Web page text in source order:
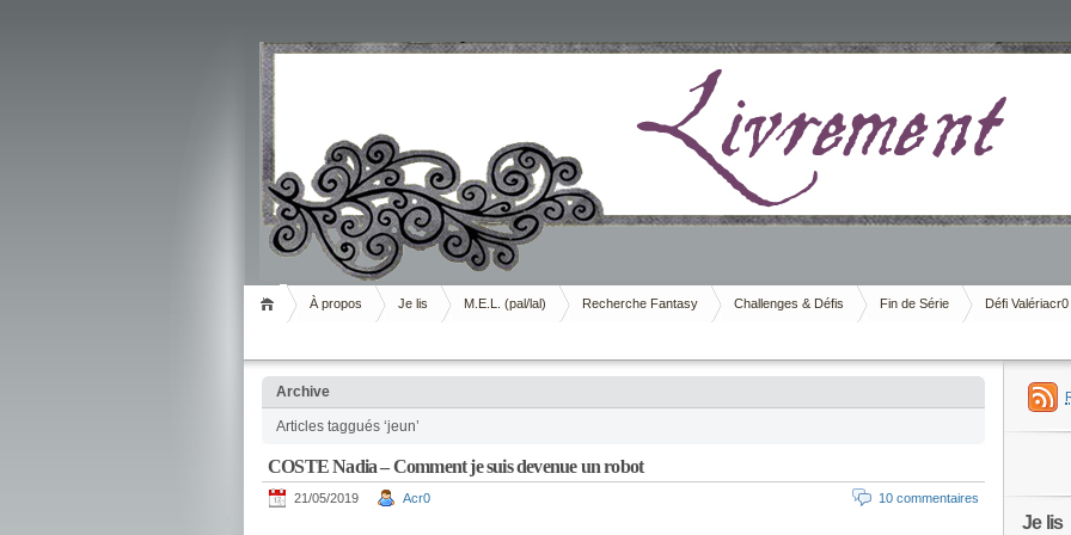
Livrement
À propos Je lis M.E.L. (pal/lal) Recherche Fantasy Challenges & Défis Fin de Série Défi Valériacr0
Archive
Articles taggués ‘jeun’
COSTE Nadia – Comment je suis devenue un robot
21/05/2019 Acr0 10 commentaires
Je lis